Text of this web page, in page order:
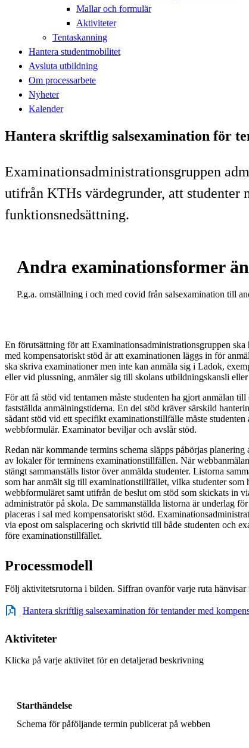
Mallar och formulär
Aktiviteter
Tentaskanning
Hantera studentmobilitet
Avsluta utbildning
Om processarbete
Nyheter
Kalender
Hantera skriftlig salsexamination för
Examinationsadministrationsgruppen
utifrån KTHs värdegrunder, att studenter
funktionsnedsättning.
Andra examinationsformer
P.g.a. omställning i och med covid från salsexamination till
En förutsättning för att Examinationsadministrationsgruppen
med kompensatoriskt stöd är att examinationen läggs in för
ska skriva examinationer men inte kan anmäla sig i Ladok,
eller vid plussning, anmäler sig till skolans utbildningskansli eller
För att få stöd vid tentamen måste studenten ha gjort anmälan
fastställda anmälningstiderna. En del stöd kräver särskild
sådant stöd vid ett specifikt examinationstillfälle måste studenten
webbformulär. Examinator beviljar och avslår stöd.
Redan när kommande termins schema släpps påbörjas
av lokaler för terminens examinationstillfällen. När
stängt sammanställs listor över anmälda studenter. Listorna
som har anmält sig till examinationstillfället, vilka studenter som
webbformuläret samt utifrån de beslut om stöd som skickats in
administratör på skola. De sammanställda listorna är underlag
placeras i sal med kompensatoriskt stöd.
via epost om salsplacering och skrivtid till både studenten och
före examinationstillfället.
Processmodell
Följ aktivitetsrutorna i bilden. Siffran ovanför varje ruta hänvisar
Hantera skriftlig salsexamination för tentander med
Aktiviteter
Klicka på varje aktivitet för en detaljerad beskrivning
Starthändelse
Schema för påföljande termin publicerat på webben